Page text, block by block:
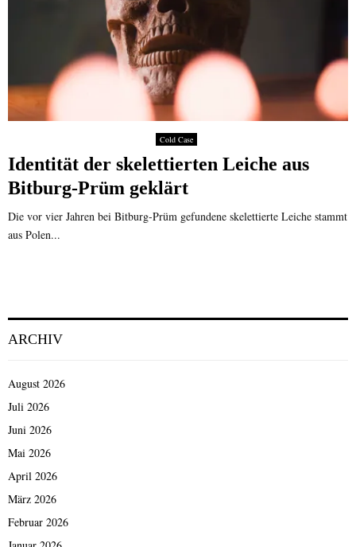
Cold Case
Identität der skelettierten Leiche aus
Bitburg-Prüm geklärt
Die vor vier Jahren bei Bitburg-Prüm gefundene skelettierte Leiche stammt
aus Polen...
ARCHIV
August 2026
Juli 2026
Juni 2026
Mai 2026
April 2026
März 2026
Februar 2026